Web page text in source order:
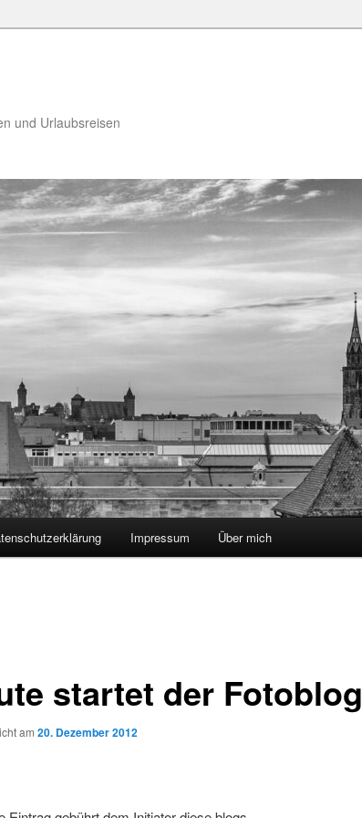
und Urlaubsreisen
Impressum Über mich
startet der Fotoblog
am 20. Dezember 2012